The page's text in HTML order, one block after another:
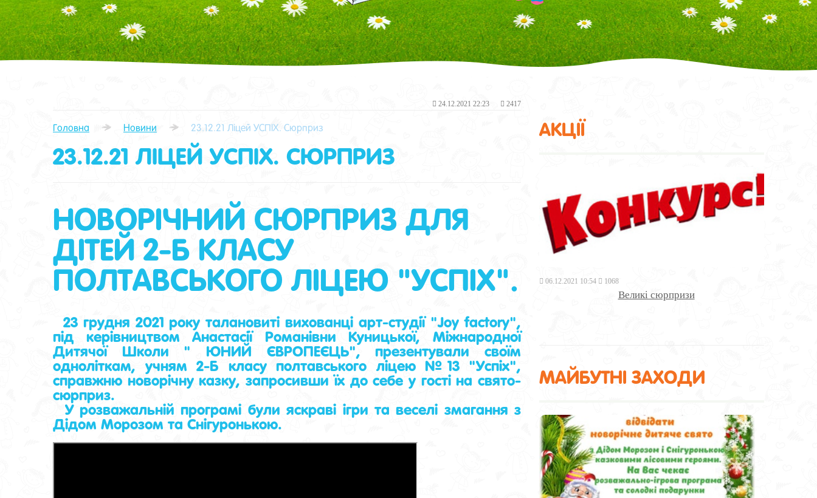
24.12.2021 22:23 2417
Головна Новини 23.12.21 Ліцей УСПІХ. Сюрприз
23.12.21 ЛІЦЕЙ УСПІХ. СЮРПРИЗ
НОВОРІЧНИЙ СЮРПРИЗ ДЛЯ
ДІТЕЙ 2-Б КЛАСУ
ПОЛТАВСЬКОГО ЛІЦЕЮ "УСПІХ".
23 грудня 2021 року талановиті вихованці арт-студії "Joy factory",
під керівництвом Анастасії Романівни Куницької, Міжнародної
Дитячої Школи " ЮНИЙ ЄВРОПЕЄЦЬ", презентували своїм
одноліткам, учням 2-Б класу полтавського ліцею №13 "Успіх",
справжню новорічну казку, запросивши їх до себе у гості на свято-
сюрприз.
У розважальній програмі були яскраві ігри та веселі змагання з
Дідом Морозом та Снігуронькою.
АКЦІЇ
06.12.2021 10:54 1068
Великі сюрпризи
МАЙБУТНІ ЗАХОДИ